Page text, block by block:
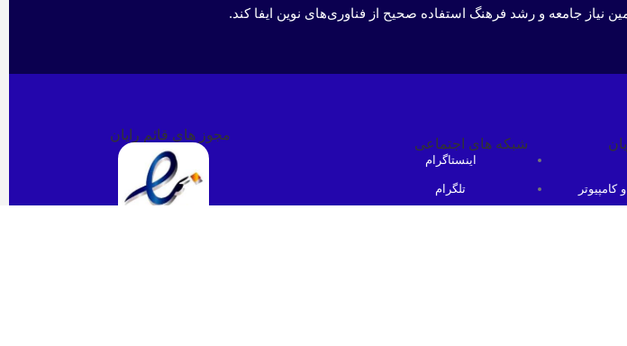
نیاز جامعه و رشد فرهنگ استفاده صحیح از فناوری‌های نوین ایفا کند.
شبکه های اجتماعی
اینستاگرام
تلگرام
مجوز های قائم رایان